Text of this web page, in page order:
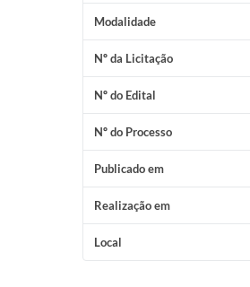
Modalidade
Nº da Licitação
Nº do Edital
Nº do Processo
Publicado em
Realização em
Local